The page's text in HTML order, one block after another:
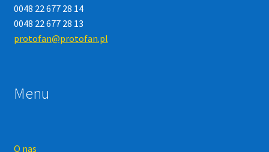
0048 22 677 28 14
0048 22 677 28 13
protofan@protofan.pl
Menu
O nas